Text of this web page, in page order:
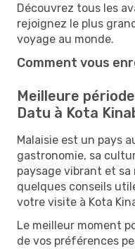
Découvrez tous les
rejoignez le plus
voyage au monde.
Comment vous
Meilleure
Datu à Kota
Malaisie est un pays
gastronomie, sa
paysage vibrant et
quelques conseils
votre visite à Kota
Le meilleur moment
de vos préférences